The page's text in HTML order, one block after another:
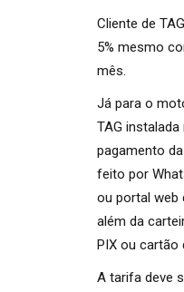
Cliente de
5% mesmo
mês.
Já para o
TAG
pagamento
feito por
ou portal web
além da
PIX ou cartão
A tarifa deve